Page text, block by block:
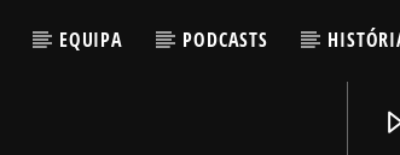
EQUIPA PODCASTS